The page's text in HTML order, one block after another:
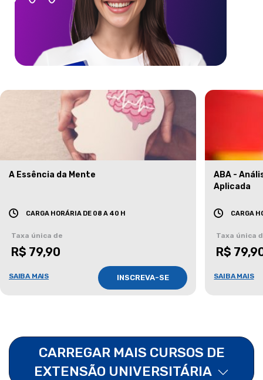
A Essência da Mente
CARGA HORÁRIA DE 08 A 40 H
Taxa única de
R$ 79,90
SAIBA MAIS INSCREVA-SE
ABA -
Aplicada
CARGA
Taxa única
R$
SAIBA MAIS
CARREGAR MAIS CURSOS DE
EXTENSÃO UNIVERSITÁRIA